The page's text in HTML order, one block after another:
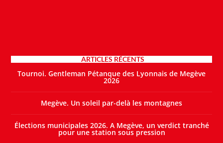
ARTICLES RÉCENTS
Tournoi. Gentleman Pétanque des Lyonnais de Megève
2026
Megève. Un soleil par-delà les montagnes
Élections municipales 2026. A Megève, un verdict tranché
pour une station sous pression